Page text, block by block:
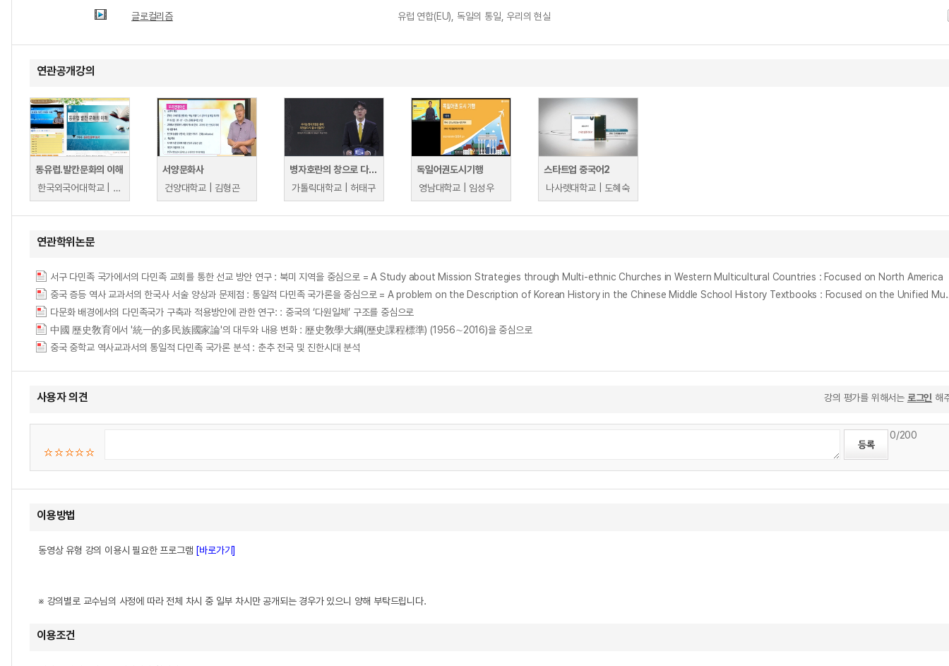
글로컬리즘 유럽 연합(EU), 독일의 통일, 우리의 현실
연관공개강의
동유럽.발칸문화의 이해
한국외국어대학교 | 김철민
서양문화사
건양대학교 | 김형곤
병자호란의 창으로 다시 본 조선시대, 조선시대 사람들
가톨릭대학교 | 허태구
독일어권도시기행
영남대학교 | 임성우
스타트업 중국어2
나사렛대학교 | 도혜숙
연관학위논문
서구 다민족 국가에서의 다민족 교회를 통한 선교 방안 연구 : 북미 지역을 중심으로 = A Study about Mission Strategies through Multi-ethnic Churches in Western Multicultural Countries : Focused on North America
중국 증등 역사 교과서의 한국사 서술 양상과 문제점 : 통일적
다문화 배경에서의 다민족국가 구축과 적용방안에 관한 연구: : 중국의 ‘다원일체’ 구조를 중심으로
中國 歷史敎育에서 '統一的多民族國家論'의 대두와 내용 변화 : 歷史敎學大綱(歷史課程標準) (1956∼2016)을 중심으로
중국 중학교 역사교과서의 통일적 다민족 국가론 분석 : 춘추 전국 및 진한시대 분석
사용자 의견 강의 평가를 위해서는 로그인 해
0/200
이용방법
동영상 유형 강의 이용시 필요한 프로그램 [바로가기]
※ 강의별로 교수님의 사정에 따라 전체 차시 중 일부 차시만 공개되는 경우가 있으니 양해 부탁드립니다.
이용조건